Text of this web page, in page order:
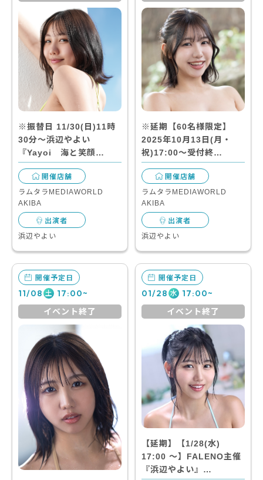
※振替日 11/30(日)11時
30分～浜辺やよい
『Yayoi 海と笑顔…
開催店舗
ラムタラMEDIAWORLD
AKIBA
出演者
浜辺やよい
※延期【60名様限定】
2025年10月13日(月・
祝)17:00～受付終…
開催店舗
ラムタラMEDIAWORLD
AKIBA
出演者
浜辺やよい
開催予定日
11/08 土 17:00~
イベント終了
開催予定日
01/28 水 17:00~
イベント終了
【延期】【1/28(水)
17:00 〜】FALENO主催
『浜辺やよい』…